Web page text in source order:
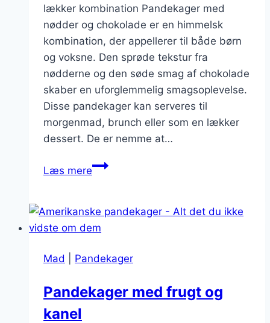
lækker kombination Pandekager med
nødder og chokolade er en himmelsk
kombination, der appellerer til både børn
og voksne. Den sprøde tekstur fra
nødderne og den søde smag af chokolade
skaber en uforglemmelig smagsoplevelse.
Disse pandekager kan serveres til
morgenmad, brunch eller som en lækker
dessert. De er nemme at…
Læs merePandekager
og
chokolade
Mad Pandekager
Pandekager med frugt og
kanel